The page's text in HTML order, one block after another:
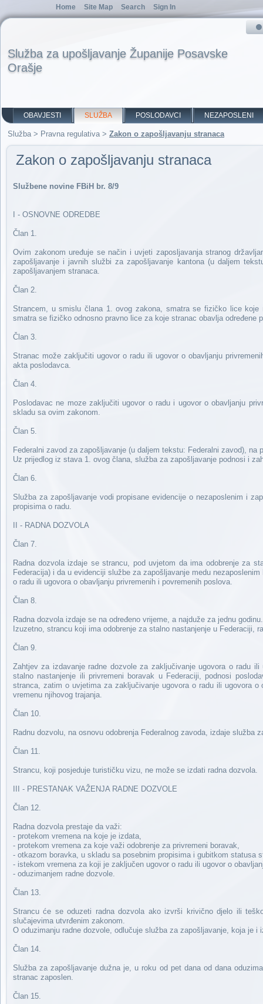
Služba za upošljavanje Županije Posavske
Orašje
OBAVJESTI SLUŽBA POSLODAVCI NEZAPOSLENI
Služba> Pravna regulativa> Zakon o zapošljavanju stranaca
Zakon o zapošljavanju stranaca
Službene novine FBiH br. 8/9
I - OSNOVNE ODREDBE
Član 1.
Ovim zakonom uređuje se način i uvjeti zaposljavanja stranog
zapošljavanje i javnih službi za zapošljavanje kantona (u daljem
zapošljavanjem stranaca.
Član 2.
Strancem, u smislu člana 1. ovog zakona, smatra se fizičko lice
smatra se fizičko odnosno pravno lice za koje stranac obavlja određene
Član 3.
Stranac može zaključiti ugovor o radu ili ugovor o obavljanju
akta poslodavca.
Član 4.
Poslodavac ne moze zaključiti ugovor o radu i ugovor o obavljanju
skladu sa ovim zakonom.
Član 5.
Federalni zavod za zapošljavanje (u daljem tekstu: Federalni zavod),
Uz prijedlog iz stava 1. ovog člana, služba za zapošljavanje podnosi i
Član 6.
Služba za zapošljavanje vodi propisane evidencije o nezaposlenim i
propisima o radu.
II - RADNA DOZVOLA
Član 7.
Radna dozvola izdaje se strancu, pod uvjetom da ima odobrenje za
Federacija) i da u evidenciji službe za zapošljavanje medu
o radu ili ugovora o obavljanju privremenih i povremenih poslova.
Član 8.
Radna dozvola izdaje se na određeno vrijeme, a najduže za jednu godinu.
Izuzetno, strancu koji ima odobrenje za stalno nastanjenje u Federaciji,
Član 9.
Zahtjev za izdavanje radne dozvole za zaključivanje ugovora o radu
stalno nastanjenje ili privremeni boravak u Federaciji, podnosi
stranca, zatim o uvjetima za zaključivanje ugovora o radu ili ugovora
vremenu njihovog trajanja.
Član 10.
Radnu dozvolu, na osnovu odobrenja Federalnog zavoda, izdaje služba
Član 11.
Strancu, koji posjeduje turističku vizu, ne može se izdati radna dozvola.
III - PRESTANAK VAŽENJA RADNE DOZVOLE
Član 12.
Radna dozvola prestaje da važi:
- protekom vremena na koje je izdata,
- protekom vremena za koje važi odobrenje za privremeni boravak,
- otkazom boravka, u skladu sa posebnim propisima i gubitkom statusa
- istekom vremena za koji je zaključen ugovor o radu ili ugovor o
- oduzimanjem radne dozvole.
Član 13.
Strancu će se oduzeti radna dozvola ako izvrši krivično djelo ili
slučajevima utvrđenim zakonom.
O oduzimanju radne dozvole, odlučuje služba za zapošljavanje, koja je i
Član 14.
Služba za zapošljavanje dužna je, u roku od pet dana od dana
stranac zaposlen.
Član 15.
Home Site Map Search Sign In